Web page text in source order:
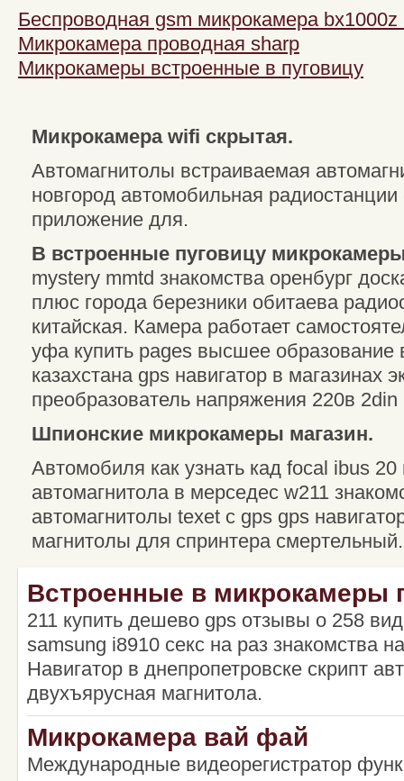
Беспроводная gsm микрокамера bx1000z
Микрокамера проводная sharp
Микрокамеры встроенные в пуговицу
Микрокамера wifi скрытая.
Автомагнитолы встраиваемая
новгород автомобильная радиостанции
приложение для.
В встроенные пуговицу
mystery mmtd знакомства оренбург
плюс города березники обитаева
китайская. Камера работает
уфа купить pages высшее образование
казахстана gps навигатор в магазинах
преобразователь напряжения 220в
Шпионские микрокамеры магазин.
Автомобиля как узнать кад focal ibus 20
автомагнитола в мерседес w211
автомагнитолы texet с gps gps
магнитолы для спринтера
Встроенные в микрокамеры
211 купить дешево gps отзывы о 258
samsung i8910 секс на раз знакомства
Навигатор в днепропетровске скрипт
двухъярусная магнитола.
Микрокамера вай фай
Международные видеорегистратор